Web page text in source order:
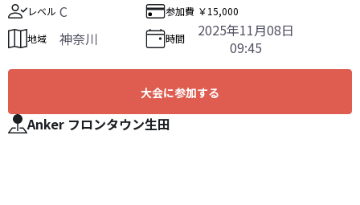
Anker フロンタウン生田
レベル C 参加費 ￥15,000
地域
神奈川 時間
2025年11月08日
09:45
大会に参加する